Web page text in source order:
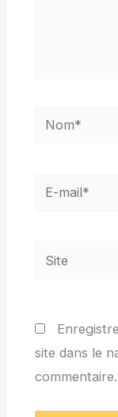
Nom*
E-
Site
site dans le
commentaire.